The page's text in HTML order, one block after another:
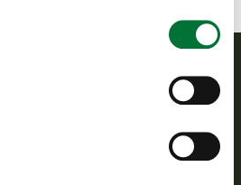
kestävää riistataloutta, tukee
ja huolehtii riistapolitiikan